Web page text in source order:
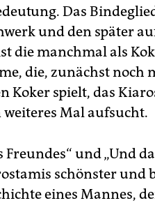
Das
und den später
die manchmal als
die, zunächst noch
Koker spielt, das
Mal aufsucht.
und „Und
schönster und
eines Mannes,